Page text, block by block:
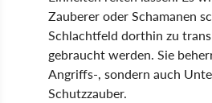
Zauberer oder Schamanen
Schlachtfeld dorthin zu
gebraucht werden. Sie
Angriffs-, sondern auch
Schutzzauber.